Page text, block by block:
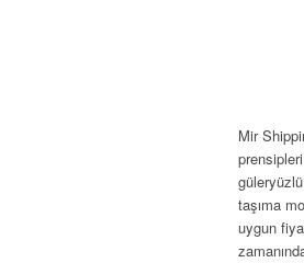
Mir
taşıma
uygun